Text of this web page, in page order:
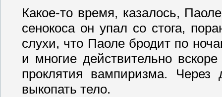
Какое-то время, казалось,
сенокоса он упал со стога,
слухи, что Паоле бродит по
и многие действительно
проклятия вампиризма.
выкопать тело.